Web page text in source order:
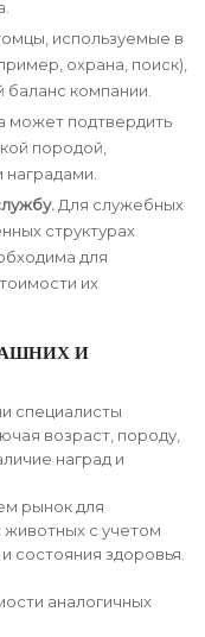
используемые в
охрана, поиск),
компании.
может подтвердить
породой,
наградами.
Для служебных
структурах
для
их
И
специалисты
возраст, породу,
наград и
рынок для
с учетом
состояния здоровья.
аналогичных